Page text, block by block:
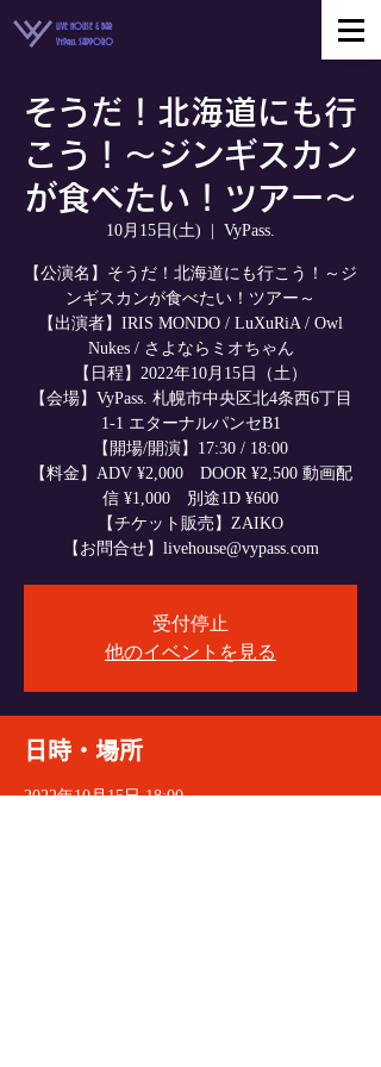
LIVE HOUSE & BAR
VyPass. SAPPORO
そうだ！北海道にも行
こう！～ジンギスカン
が食べたい！ツアー～
10月15日(土) VyPass.
【公演名】そうだ！北海道にも行こう！～ジ
ンギスカンが食べたい！ツアー～
【出演者】IRIS MONDO / LuXuRiA / Owl
Nukes / さよならミオちゃん
【日程】2022年10月15日（土）
【会場】VyPass. 札幌市中央区北4条西6丁目
1-1 エターナルパンセB1
【開場/開演】17:30 / 18:00
【料金】ADV ¥2,000 DOOR ¥2,500 動画配
信 ¥1,000 別途1D ¥600
【チケット販売】ZAIKO
【お問合せ】livehouse@vypass.com
受付停止
他のイベントを見る
日時・場所
2022年10月15日 18:00